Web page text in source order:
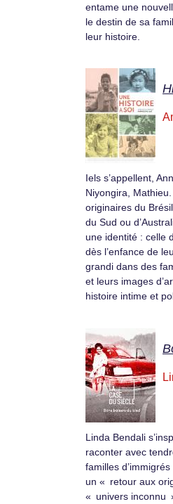
entame une
le destin de sa
leur histoire.
Iels s’appellent,
Niyongira,
originaires du
du Sud ou
une identité : celle
dès l’enfance de
grandi dans des
et leurs images
histoire intime et
Linda Bendali
raconter avec
familles
un « retour aux
« univers inconnu